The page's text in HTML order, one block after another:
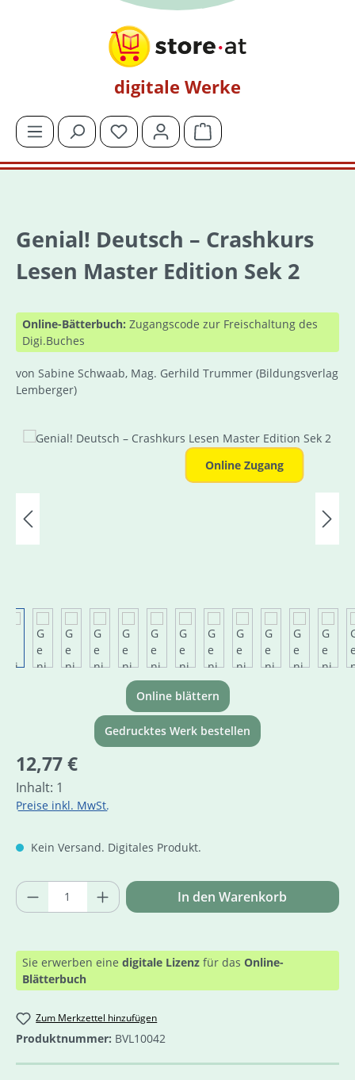
digitale Werke
Du hast 0 Produkte auf dem Merkzettel
Warenkorb enthält 0
Genial! Deutsch – Crashkurs
Lesen Master Edition Sek 2
Online-Bätterbuch: Zugangscode zur Freischaltung des
Digi.Buches
von Sabine Schwaab, Mag. Gerhild Trummer (Bildungsverlag
Lemberger)
Bildergalerie überspringen
Online Zugang
Online blättern
Gedrucktes Werk bestellen
Regulärer Preis:
12,77 €
Inhalt: 1
Preise inkl. MwSt.
Kein Versand. Digitales Produkt.
Produkt Anzahl: Gib den gewünschten
In den Warenkorb
Sie erwerben eine digitale Lizenz für das Online-
Blätterbuch
Zum Merkzettel hinzufügen
Produktnummer: BVL10042